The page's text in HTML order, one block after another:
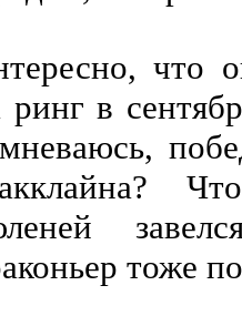
что
ринг в
тоже